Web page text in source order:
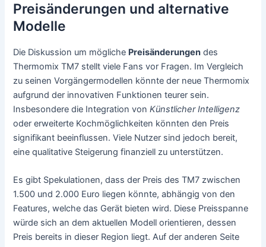
Preisänderungen und alternative
Modelle
Die Diskussion um mögliche Preisänderungen des
Thermomix TM7 stellt viele Fans vor Fragen. Im Vergleich
zu seinen Vorgängermodellen könnte der neue Thermomix
aufgrund der innovativen Funktionen teurer sein.
Insbesondere die Integration vonKünstlicher Intelligenz
oder erweiterte Kochmöglichkeiten könnten den Preis
signifikant beeinflussen. Viele Nutzer sind jedoch bereit,
eine qualitative Steigerung finanziell zu unterstützen.
Es gibt Spekulationen, dass der Preis des TM7 zwischen
1.500 und 2.000 Euro liegen könnte, abhängig von den
Features, welche das Gerät bieten wird. Diese Preisspanne
würde sich an dem aktuellen Modell orientieren, dessen
Preis bereits in dieser Region liegt. Auf der anderen Seite